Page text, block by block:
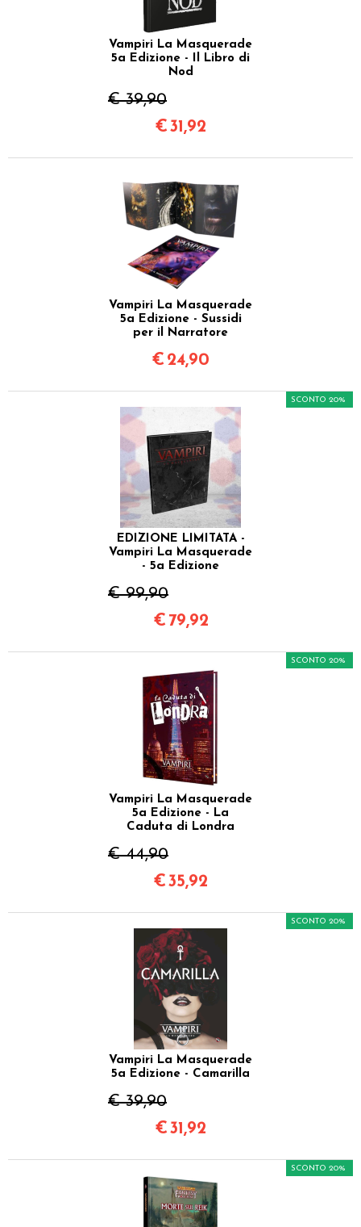
Vampiri La Masquerade
5a Edizione - Il Libro di
Nod
€ 39,90
€31,92
Vampiri La Masquerade
5a Edizione - Sussidi
per il Narratore
€ 24,90
EDIZIONE LIMITATA -
Vampiri La Masquerade
- 5a Edizione
€ 99,90
SCONTO 20%
€ 79,92
Vampiri La Masquerade
5a Edizione - La
Caduta di Londra
€ 44,90
SCONTO 20%
€35,92
Vampiri La Masquerade
5a Edizione - Camarilla
€ 39,90
SCONTO 20%
€31,92
SCONTO 20%